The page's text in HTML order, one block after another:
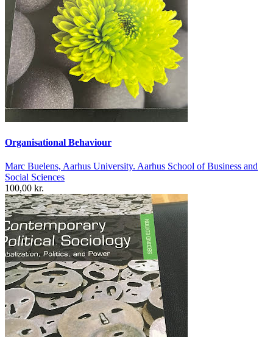
Organisational Behaviour
Marc Buelens, Aarhus University. Aarhus School of Business and
Social Sciences
100,00 kr.